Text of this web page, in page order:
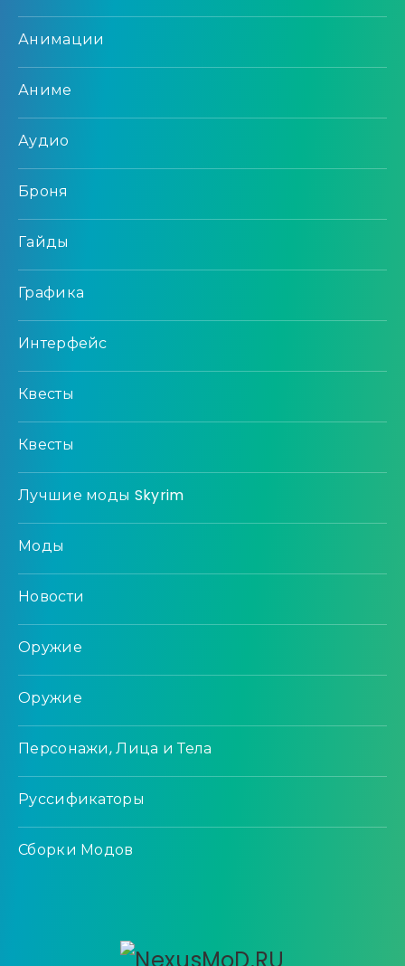
Анимации
Аниме
Аудио
Броня
Гайды
Графика
Интерфейс
Квесты
Квесты
Лучшие моды Skyrim
Моды
Новости
Оружие
Оружие
Персонажи, Лица и Тела
Руссификаторы
Сборки Модов